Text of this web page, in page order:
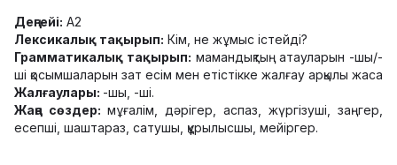
Деңгейі: А2
Лексикалық тақырып: Кім, не жұмыс істейді?
Грамматикалық тақырып: мамандықтың атауларын -шы/-
ші қосымшаларын зат есім мен етістікке жалғау арқылы жаса
Жалғаулары: -шы, -ші.
Жаңа сөздер: мұғалім, дәрігер, аспаз, жүргізуші, заңгер,
есепші, шаштараз, сатушы, құрылысшы, мейіргер.